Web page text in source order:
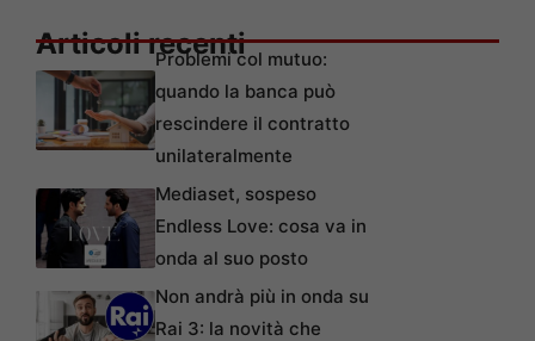
Articoli recenti
Problemi col mutuo:
quando la banca può
rescindere il contratto
unilateralmente
Mediaset, sospeso
Endless Love: cosa va in
onda al suo posto
Non andrà più in onda su
Rai 3: la novità che